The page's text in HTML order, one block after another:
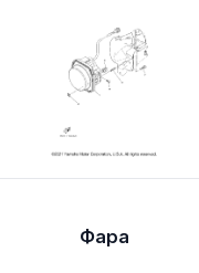
Другое
Движители
Якорное
Фара